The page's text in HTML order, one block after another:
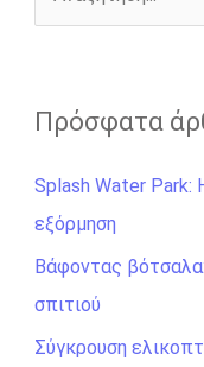
r
ζ
τ
η
σ
η
γ
Πρόσφατα
Splash Water Park:
εξόρμηση
Βάφοντας βότσαλα:
σπιτιού
Σύγκρουση